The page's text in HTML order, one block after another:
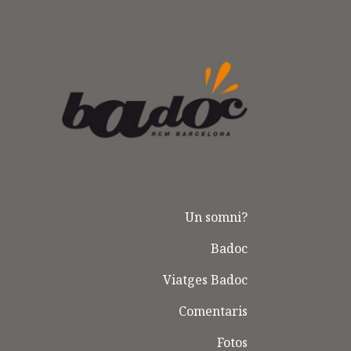
Un somni?
Badoc
Viatges Badoc
Comentaris
Fotos